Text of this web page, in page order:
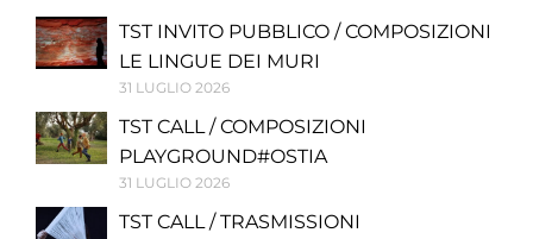
TST INVITO PUBBLICO / COMPOSIZIONI
LE LINGUE DEI MURI
31 LUGLIO 2026
TST CALL / COMPOSIZIONI
PLAYGROUND#OSTIA
31 LUGLIO 2026
TST CALL / TRASMISSIONI